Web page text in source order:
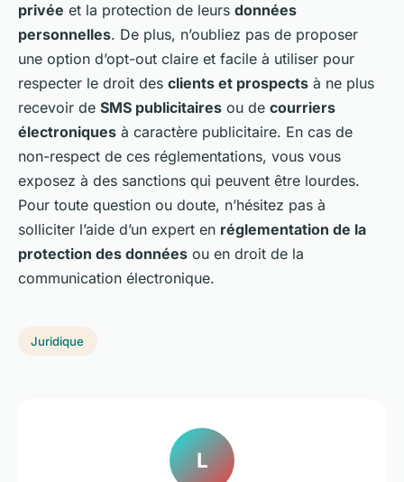
privée et la protection de leurs données
personnelles. De plus, n’oubliez pas de proposer
une option d’opt-out claire et facile à utiliser pour
respecter le droit des clients et prospects à ne plus
recevoir de SMS publicitaires ou de courriers
électroniques à caractère publicitaire. En cas de
non-respect de ces réglementations, vous vous
exposez à des sanctions qui peuvent être lourdes.
Pour toute question ou doute, n’hésitez pas à
solliciter l’aide d’un expert en réglementation de la
protection des données ou en droit de la
communication électronique.
Juridique
L